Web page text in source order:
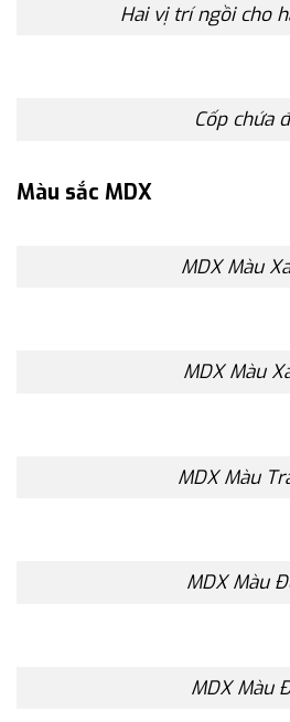
Hai vị trí ngồi cho
Cốp chứa
Màu sắc MDX
MDX Màu
MDX Màu
MDX Màu
MDX Màu
MDX Màu